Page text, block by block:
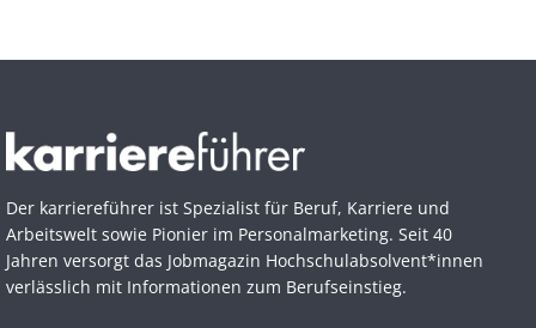
Der karriereführer ist Spezialist für Beruf, Karriere und
Arbeitswelt sowie Pionier im Personal­marketing. Seit 40
Jahren versorgt das Jobmagazin Hochschul­absolvent*innen
verlässlich mit Informationen zum Berufseinstieg.